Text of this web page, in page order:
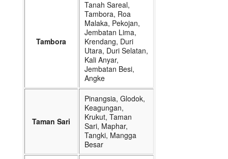
Tambora
Tanah Sareal,
Tambora, Roa
Malaka, Pekojan,
Jembatan Lima,
Krendang, Duri
Utara, Duri Selatan,
Kali Anyar,
Jembatan Besi,
Angke
Taman Sari
Pinangsia, Glodok,
Keagungan,
Krukut, Taman
Sari, Maphar,
Tangki, Mangga
Besar